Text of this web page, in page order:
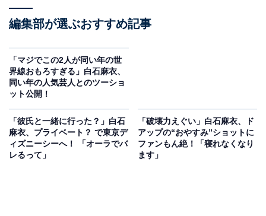
編集部が選ぶおすすめ記事
「マジでこの2人が同い年の世
界線おもろすぎる」白石麻衣、
同い年の人気芸人とのツーショ
ット公開！
「彼氏と一緒に行った？」白石
麻衣、プライベート？ で東京デ
ィズニーシーへ！ 「オーラでバ
レるって」
「破壊力えぐい」白石麻衣、ド
アップの“おやすみ”ショットに
ファンもん絶！「寝れなくなり
ます」